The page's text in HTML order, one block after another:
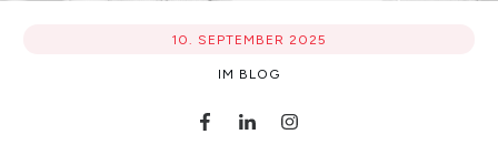
10. SEPTEMBER 2025
IM BLOG